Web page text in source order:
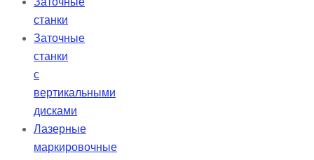
станки
Заточные
станки
с
вертикальными
дисками
Лазерные
маркировочные